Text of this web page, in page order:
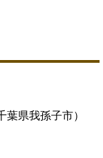
県我孫子市）